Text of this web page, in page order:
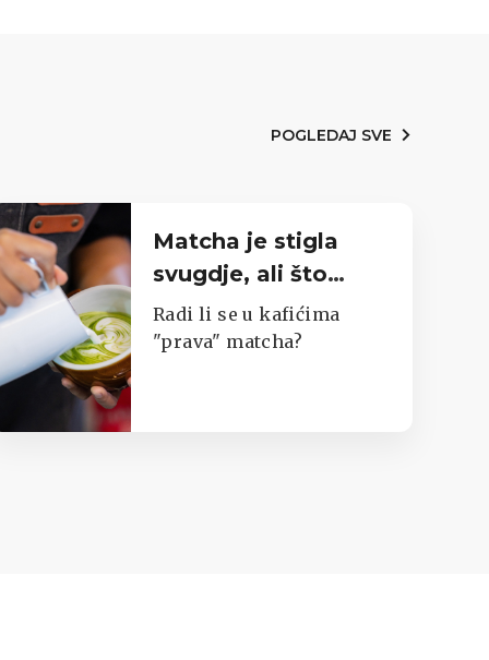
POGLEDAJ SVE
Matcha je stigla
svugdje, ali što
zapravo pijemo?
Radi li se u kafićima
"prava" matcha?